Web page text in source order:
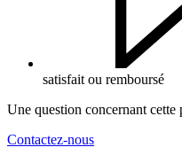
satisfait ou remboursé
Une question concernant cette
Contactez-nous